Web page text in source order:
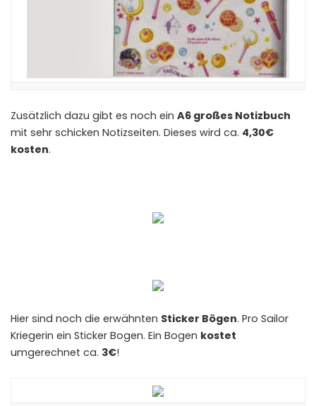
Zusätzlich dazu gibt es noch ein A6 großes Notizbuch
mit sehr schicken Notizseiten. Dieses wird ca. 4,30€
kosten.
Hier sind noch die erwähnten Sticker Bögen. Pro Sailor
Kriegerin ein Sticker Bogen. Ein Bogen kostet
umgerechnet ca. 3€!